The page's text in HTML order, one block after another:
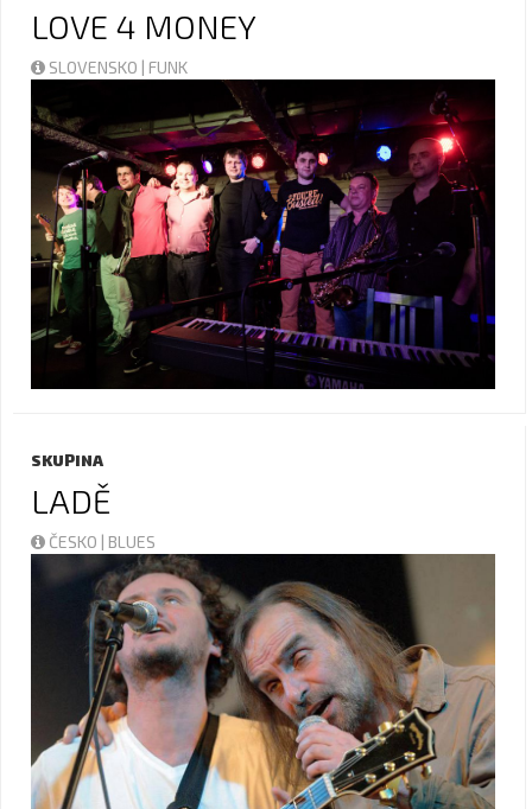
LOVE 4 MONEY
SLOVENSKO | FUNK
SKUPINA
LADĚ
ČESKO | BLUES